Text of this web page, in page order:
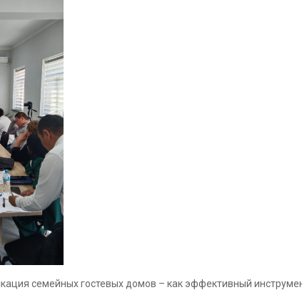
семейных гостевых домов – как эффективный